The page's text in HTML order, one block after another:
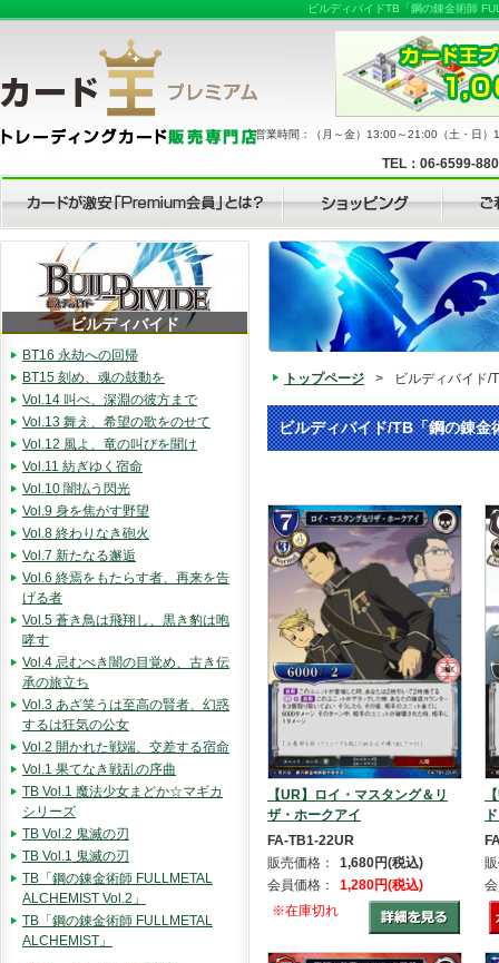
ビルディバイドTB「鋼の錬金術師
営業時間：（月～金）13:00～21:00（土・日
TEL：06-6599-
トップページ > ビルディバイド/
ビルディバイド/TB「鋼の錬
【UR】ロイ・マスタング＆リ
ザ・ホークアイ
FA-TB1-22UR
販売価格：
1,680円(税込)
会員価格：
1,280円(税込)
※在庫切れ
ビルディバイド
BT16 永劫への回帰
BT15 刻め、魂の鼓動を
Vol.14 叫べ、深淵の彼方まで
Vol.13 舞え、希望の歌をのせて
Vol.12 風よ、竜の叫びを聞け
Vol.11 紡ぎゆく宿命
Vol.10 闇払う閃光
Vol.9 身を焦がす野望
Vol.8 終わりなき砲火
Vol.7 新たなる邂逅
Vol.6 終焉をもたらす者、再来を告
げる者
Vol.5 蒼き鳥は飛翔し、黒き豹は咆
哮す
Vol.4 忌むべき闇の目覚め、古き伝
承の旅立ち
Vol.3 あざ笑うは至高の賢者、幻惑
するは狂気の公女
Vol.2 開かれた戦端、交差する宿命
Vol.1 果てなき戦乱の序曲
TB Vol.1 魔法少女まどか☆マギカ
シリーズ
TB Vol.2 鬼滅の刃
TB Vol.1 鬼滅の刃
TB「鋼の錬金術師 FULLMETAL
ALCHEMIST Vol.2」
TB「鋼の錬金術師 FULLMETAL
ALCHEMIST」